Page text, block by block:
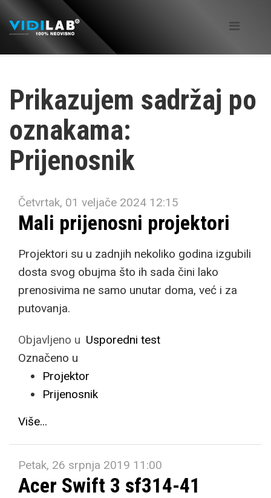
Prikazujem sadržaj po
oznakama:
Prijenosnik
Četvrtak, 01 veljače 2024 12:15
Mali prijenosni projektori
Projektori su u zadnjih nekoliko godina izgubili
dosta svog obujma što ih sada čini lako
prenosivima ne samo unutar doma, već i za
putovanja.
Objavljeno u Usporedni test
Označeno u
Projektor
Prijenosnik
Više...
Petak, 26 srpnja 2019 11:00
Acer Swift 3 sf314-41